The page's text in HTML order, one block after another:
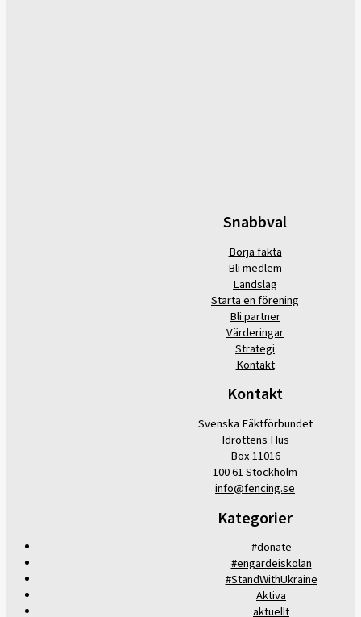
Snabbval
Börja fäkta
Bli medlem
Landslag
Starta en förening
Bli partner
Värderingar
Strategi
Kontakt
Kontakt
Svenska Fäktförbundet
Idrottens Hus
Box 11016
100 61 Stockholm
info@fencing.se
Kategorier
#donate
#engardeiskolan
#StandWithUkraine
Aktiva
aktuellt